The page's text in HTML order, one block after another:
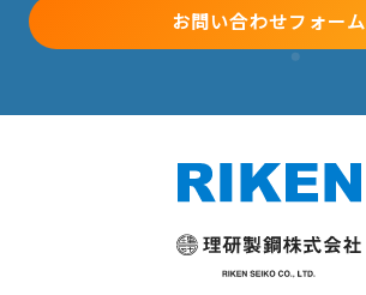
お問い合わせフォーム